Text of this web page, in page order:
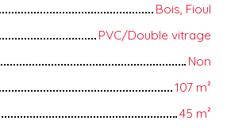
Bois, Fioul
PVC/Double vitrage
Non
107 m²
45 m²